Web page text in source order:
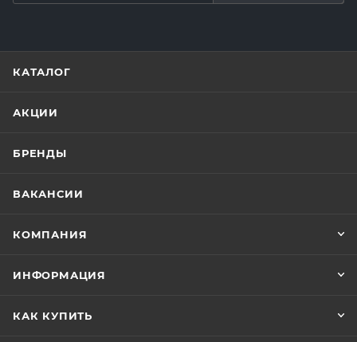
КАТАЛОГ
АКЦИИ
БРЕНДЫ
ВАКАНСИИ
КОМПАНИЯ
ИНФОРМАЦИЯ
КАК КУПИТЬ